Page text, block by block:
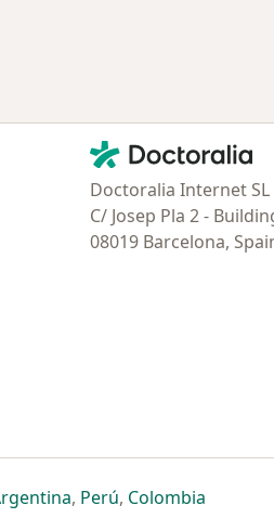
Contacto
Doctoralia - Página de inicio
Doctoralia Internet SL
C/ Josep Pla 2 -
08019 Barcelona,
pestaña
una nueva pestaña
en una nueva pestaña
se abre en una nueva
, Perúse abre en una
, Colombiase abre